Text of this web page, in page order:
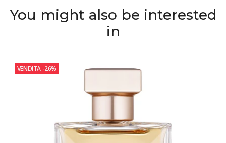
You might also be interested
in
VENDITA -26%